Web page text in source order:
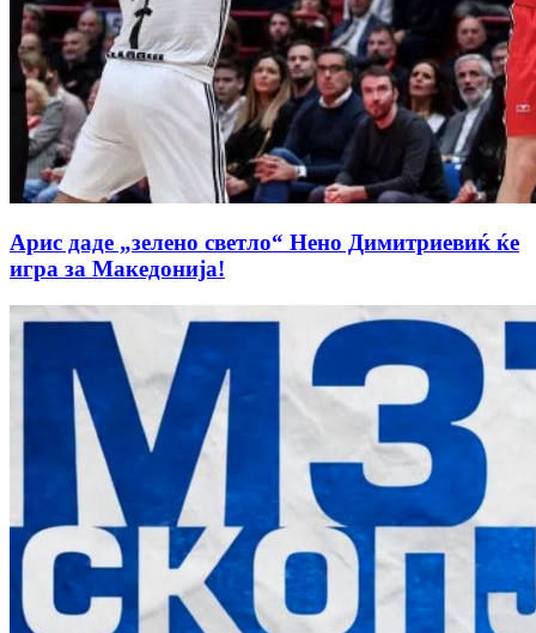
Арис даде „зелено светло“ Нено Димитриевиќ ќе
игра за Македонија!